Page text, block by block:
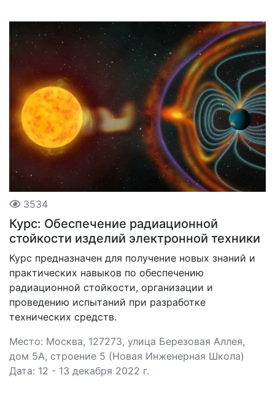
3534
Курс: Обеспечение радиационной
стойкости изделий электронной техники
Курс предназначен для получение новых знаний и
практических навыков по обеспечению
радиационной стойкости, организации и
проведению испытаний при разработке
технических средств.
Место: Москва, 127273, улица Березовая Аллея,
дом 5А, строение 5 (Новая Инженерная Школа)
Дата: 12 - 13 декабря 2022 г.